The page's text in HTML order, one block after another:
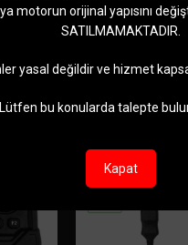
MARKAYA ÖZEL
5 Ürünler
olarak etiketlendi
motorun orijinal yapısını
SATILMAMAKTADIR.
yasal değildir ve hizmet
Lütfen bu konularda talepte
Kapat